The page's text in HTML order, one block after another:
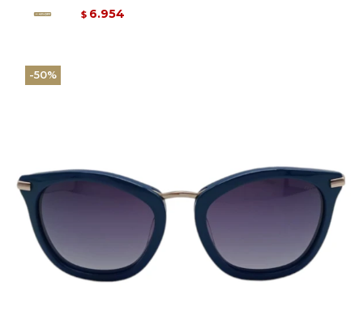
$ 6.954
50